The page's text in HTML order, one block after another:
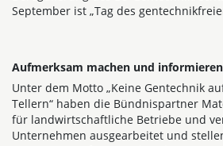
September ist „Tag des
Aufmerksam machen und informieren
Unter dem Motto „Keine Gentechnik
Tellern“ haben die Bündnispartner
für landwirtschaftliche Betriebe und
Unternehmen ausgearbeitet und